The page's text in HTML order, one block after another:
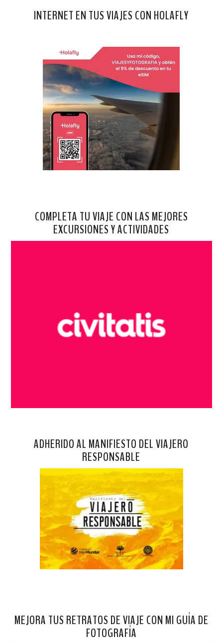
INTERNET EN TUS VIAJES CON HOLAFLY
COMPLETA TU VIAJE CON LAS MEJORES
EXCURSIONES Y ACTIVIDADES
ADHERIDO AL MANIFIESTO DEL VIAJERO
RESPONSABLE
MEJORA TUS RETRATOS DE VIAJE CON MI GUÍA DE
FOTOGRAFÍA